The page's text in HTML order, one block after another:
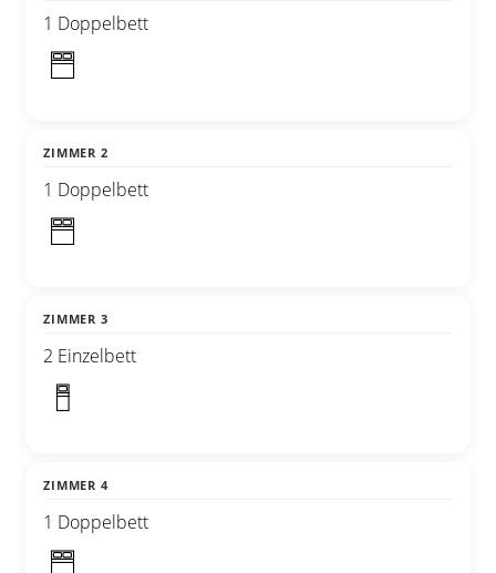
1 Doppelbett
ZIMMER 2
1 Doppelbett
ZIMMER 3
2 Einzelbett
ZIMMER 4
1 Doppelbett